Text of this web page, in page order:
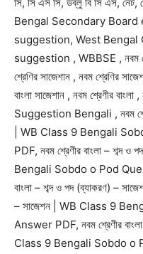
Bengal Secondary Board
suggestion, West Bengal
suggestion , WBBSE , নবম
শ্রেণির সাজেশান , নবম শ্রেণির
বাংলা সাজেশান , নবম শ্রেণীর বাংলা
Suggestion Bengali , নবম
| WB Class 9 Bengali
PDF, নবম শ্রেণীর বাংলা – শব্দ
Bengali Sobdo o Pod
বাংলা – শব্দ ও পদ (ব্যাকরণ) –
– সাজেশন | WB Class 9
Answer PDF, নবম শ্রেণীর
Class 9 Bengali Sobdo o